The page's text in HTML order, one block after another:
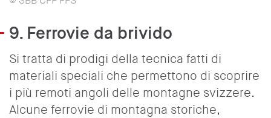
9. Ferrovie da brivido
Si tratta di prodigi della tecnica fatti di
materiali speciali che permettono di scoprire
i più remoti angoli delle montagne svizzere.
Alcune ferrovie di montagna storiche,